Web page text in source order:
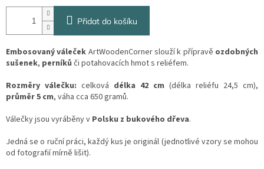
Přidat do košíku
Embosovaný váleček ArtWoodenCorner slouží k přípravě ozdobných
sušenek, perníků či potahovacích hmot s reliéfem.
Rozměry válečku: celková délka 42 cm (délka reliéfu 24,5 cm),
průměr 5 cm, váha cca 650 gramů.
Válečky jsou vyráběny v Polsku z bukového dřeva.
Jedná se o ruční práci, každý kus je originál (jednotlivé vzory se mohou
od fotografií mírně lišit).